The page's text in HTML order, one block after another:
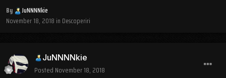
By
JuNNNNkie
November 18, 2018 in Descoperiri
JuNNNNkie
Posted November 18, 2018